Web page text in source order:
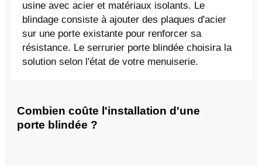
usine avec acier et matériaux isolants. Le
blindage consiste à ajouter des plaques d'acier
sur une porte existante pour renforcer sa
résistance. Le serrurier porte blindée choisira la
solution selon l'état de votre menuiserie.
Combien coûte l'installation d'une
porte blindée ?